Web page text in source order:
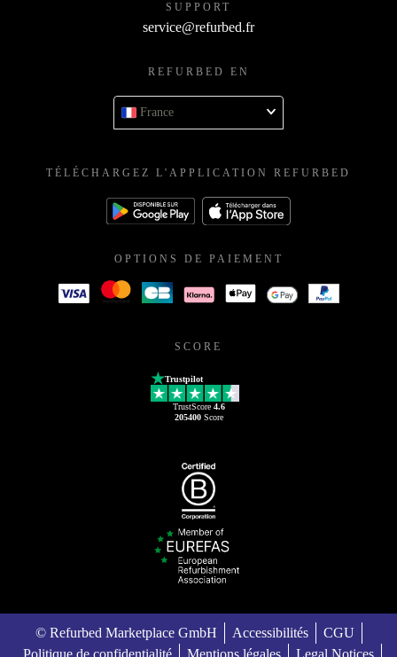
SUPPORT
service@refurbed.fr
REFURBED EN
France
TÉLÉCHARGEZ L'APPLICATION REFURBED
OPTIONS DE PAIEMENT
SCORE
Trustpilot
TrustScore 4.6
205400Score
© Refurbed Marketplace GmbH Accessibilités
CGU
Politique de confidentialité
Mentions légales Legal Notices